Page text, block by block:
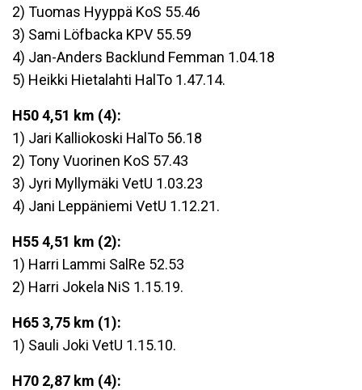
2) Tuomas Hyyppä KoS 55.46
3) Sami Löfbacka KPV 55.59
4) Jan-Anders Backlund Femman 1.04.18
5) Heikki Hietalahti HalTo 1.47.14.
H50 4,51 km (4):
1) Jari Kalliokoski HalTo 56.18
2) Tony Vuorinen KoS 57.43
3) Jyri Myllymäki VetU 1.03.23
4) Jani Leppäniemi VetU 1.12.21.
H55 4,51 km (2):
1) Harri Lammi SalRe 52.53
2) Harri Jokela NiS 1.15.19.
H65 3,75 km (1):
1) Sauli Joki VetU 1.15.10.
H70 2,87 km (4):